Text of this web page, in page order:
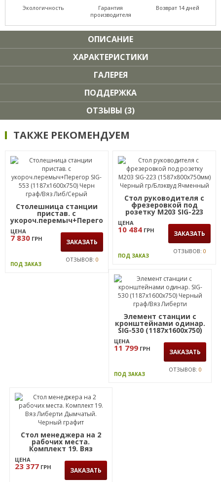
Экологичность
Гарантия
производителя
Возврат 14 дней
ОПИСАНИЕ
ХАРАКТЕРИСТИКИ
ГАЛЕРЕЯ
ПОДДЕРЖКА
ОТЗЫВЫ (3)
ТАКЖЕ РЕКОМЕНДУЕМ
Столешница станции
пристав. с
укороч.перемыч+Перегор
SIG-553 (1187х1600х750)
Черн граф/Вяз Либ/
Серый
ЦЕНА
7 830 ГРН ЗАКАЗАТЬ
ПОД ЗАКАЗ
ОТЗЫВОВ: 0
Стол руководителя с
фрезеровкой под
розетку М203 SIG-223
(1587х800х750мм)
Черный гр/Блэквуд
Ячменный
ЦЕНА
10 484 ГРН ЗАКАЗАТЬ
ПОД ЗАКАЗ
ОТЗЫВОВ: 0
Элемент станции с
кронштейнами одинар.
SIG-530 (1187х1600х750)
Черный граф/Вяз
Либерти
ЦЕНА
11 799 ГРН ЗАКАЗАТЬ
ПОД ЗАКАЗ
ОТЗЫВОВ:0
Стол менеджера на 2
рабочих места.
Комплект 19. Вяз
Либерти Дымчатый.
Черный графит
ЦЕНА
23 377 ГРН ЗАКАЗАТЬ